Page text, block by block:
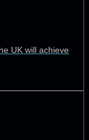
UK will achieve